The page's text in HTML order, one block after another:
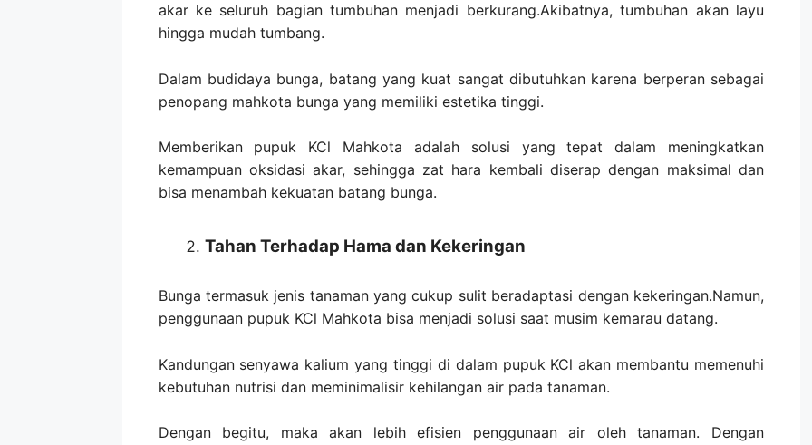
akar ke seluruh bagian tumbuhan menjadi berkurang.Akibatnya, tumbuhan akan layu
hingga mudah tumbang.
Dalam budidaya bunga, batang yang kuat sangat dibutuhkan karena berperan sebagai
penopang mahkota bunga yang memiliki estetika tinggi.
Memberikan pupuk KCl Mahkota adalah solusi yang tepat dalam meningkatkan
kemampuan oksidasi akar, sehingga zat hara kembali diserap dengan maksimal dan
bisa menambah kekuatan batang bunga.
Tahan Terhadap Hama dan Kekeringan
Bunga termasuk jenis tanaman yang cukup sulit beradaptasi dengan kekeringan.Namun,
penggunaan pupuk KCl Mahkota bisa menjadi solusi saat musim kemarau datang.
Kandungan senyawa kalium yang tinggi di dalam pupuk KCl akan membantu memenuhi
kebutuhan nutrisi dan meminimalisir kehilangan air pada tanaman.
Dengan begitu, maka akan lebih efisien penggunaan air oleh tanaman. Dengan